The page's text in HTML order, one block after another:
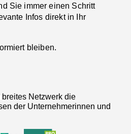
Sie immer einen Schritt
Infos direkt in Ihr
bleiben.
breites Netzwerk die
der Unternehmerinnen und